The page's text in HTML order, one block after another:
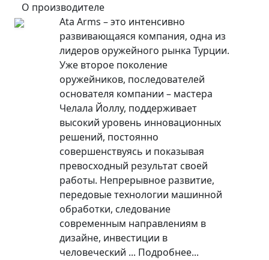
О производителе
Ata Arms – это интенсивно
развивающаяся компания, одна из
лидеров оружейного рынка Турции.
Уже второе поколение
оружейников, последователей
основателя компании – мастера
Челала Йоллу, поддерживает
высокий уровень инновационных
решений, постоянно
совершенствуясь и показывая
превосходный результат своей
работы. Непрерывное развитие,
передовые технологии машинной
обработки, следование
современным направлениям в
дизайне, инвестиции в
человеческий ... Подробнее...